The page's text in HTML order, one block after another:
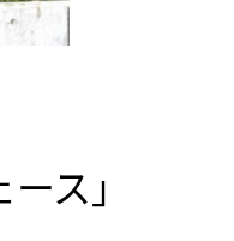
ス」